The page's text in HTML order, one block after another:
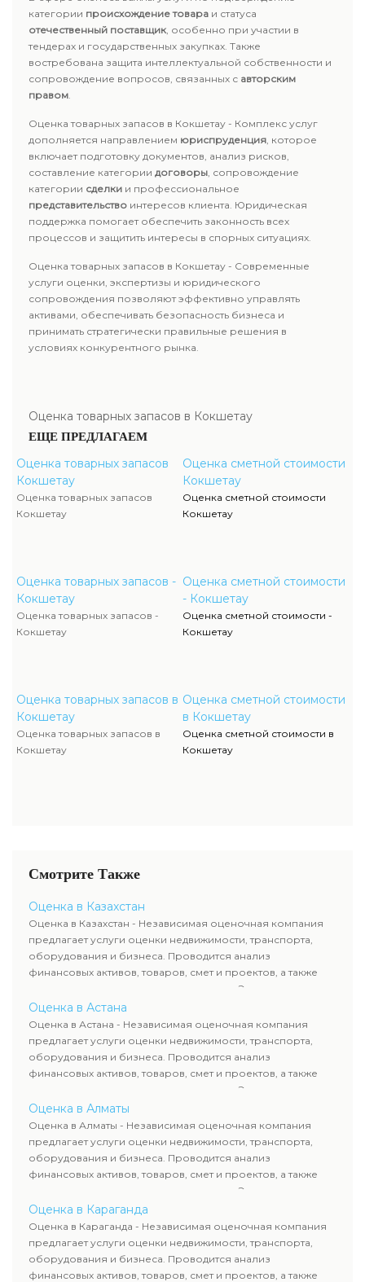
категории происхождение товара и статуса
отечественный поставщик, особенно при участии в
тендерах и государственных закупках. Также
востребована защита интеллектуальной собственности и
сопровождение вопросов, связанных с авторским
правом.
Оценка товарных запасов в Кокшетау - Комплекс услуг
дополняется направлением юриспруденция, которое
включает подготовку документов, анализ рисков,
составление категории договоры, сопровождение
категории сделки и профессиональное
представительство интересов клиента. Юридическая
поддержка помогает обеспечить законность всех
процессов и защитить интересы в спорных ситуациях.
Оценка товарных запасов в Кокшетау - Современные
услуги оценки, экспертизы и юридического
сопровождения позволяют эффективно управлять
активами, обеспечивать безопасность бизнеса и
принимать стратегически правильные решения в
условиях конкурентного рынка.
Оценка товарных запасов в Кокшетау
ЕЩЕ ПРЕДЛАГАЕМ
Оценка товарных запасов
Кокшетау
Оценка товарных запасов
Кокшетау
Оценка товарных запасов -
Кокшетау
Оценка товарных запасов -
Кокшетау
Оценка товарных запасов в
Кокшетау
Оценка товарных запасов в
Кокшетау
Оценка сметной стоимости
Кокшетау
Оценка сметной стоимости
Кокшетау
Оценка сметной стоимости
- Кокшетау
Оценка сметной стоимости -
Кокшетау
Оценка сметной стоимости
в Кокшетау
Оценка сметной стоимости в
Кокшетау
Смотрите Также
Оценка в Казахстан
Оценка в Казахстан - Независимая оценочная компания
предлагает услуги оценки недвижимости, транспорта,
оборудования и бизнеса. Проводится анализ
финансовых активов, товаров, смет и проектов, а также
оценка животных и недропользования. Эксперты
определяют рыночную стоимость имущества и
рассчитывают ущерб. Все отчеты соответствуют
требованиям законодательства и используются для
сделок, кредитования и судебных процессов.
Оценка в Астана
Оценка в Астана - Независимая оценочная компания
предлагает услуги оценки недвижимости, транспорта,
оборудования и бизнеса. Проводится анализ
финансовых активов, товаров, смет и проектов, а также
оценка животных и недропользования. Эксперты
определяют рыночную стоимость имущества и
рассчитывают ущерб. Все отчеты соответствуют
требованиям законодательства и используются для
сделок, кредитования и судебных процессов.
Оценка в Алматы
Оценка в Алматы - Независимая оценочная компания
предлагает услуги оценки недвижимости, транспорта,
оборудования и бизнеса. Проводится анализ
финансовых активов, товаров, смет и проектов, а также
оценка животных и недропользования. Эксперты
определяют рыночную стоимость имущества и
рассчитывают ущерб. Все отчеты соответствуют
требованиям законодательства и используются для
сделок, кредитования и судебных процессов.
Оценка в Караганда
Оценка в Караганда - Независимая оценочная компания
предлагает услуги оценки недвижимости, транспорта,
оборудования и бизнеса. Проводится анализ
финансовых активов, товаров, смет и проектов, а также